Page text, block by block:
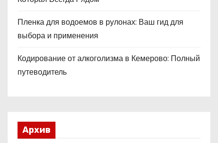
Пленка для водоемов в рулонах: Ваш гид для
выбора и применения
Кодирование от алкоголизма в Кемерово: Полный
путеводитель
Архив